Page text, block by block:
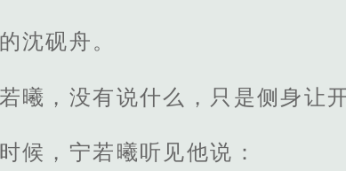
沈砚舟。
曦，没有说什么，只是侧身让开
候，宁若曦听见他说：